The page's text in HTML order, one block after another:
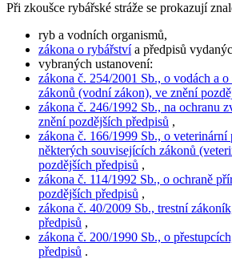
Při zkoušce rybářské stráže se prokazují
ryb a vodních organismů,
zákona o rybářstvía předpisů
vybraných ustanovení:
zákona č. 254/2001 Sb., o vodách a o
zákonů (vodní zákon), ve znění
zákona č. 246/1992 Sb., na ochranu
znění pozdějších předpisů ,
zákona č. 166/1999 Sb., o veterinární
některých souvisejících zákonů
pozdějších předpisů ,
zákona č. 114/1992 Sb., o ochraně
pozdějších předpisů ,
zákona č. 40/2009 Sb., trestní
předpisů ,
zákona č. 200/1990 Sb., o
předpisů .